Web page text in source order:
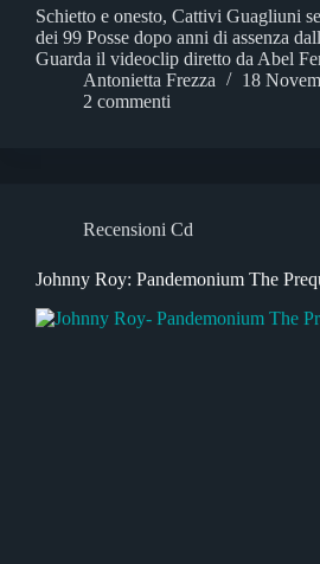
Schietto e onesto, Cattivi Guagliuni
dei 99 Posse dopo anni di assenza
Guarda il videoclip diretto da Abel
Antonietta Frezza
18
2 commenti
Recensioni Cd
Johnny Roy: Pandemonium The